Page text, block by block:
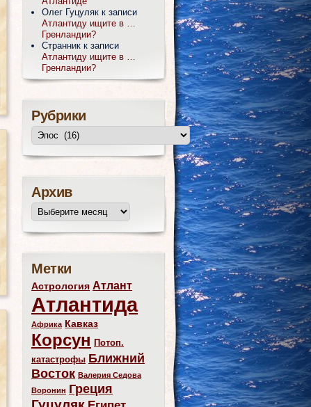
Олег Гуцуляк к записи
Атлантиду ищите в …
Гренландии?
Странник к записи
Атлантиду ищите в …
Гренландии?
Рубрики
Архив
Метки
Астрология Атлант
Атлантида
Африка Кавказ
Корсун Потоп.
катастрофы Ближний
Восток Валерия Седова
Воронин Греция